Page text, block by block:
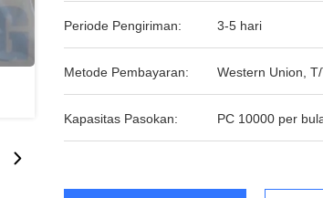
Periode Pengiriman: 3-5 hari
Metode Pembayaran: Western Union,
Kapasitas Pasokan: PC 10000 per